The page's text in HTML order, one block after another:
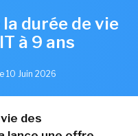
durée de vie
à 9 ans
10 Juin 2026
des